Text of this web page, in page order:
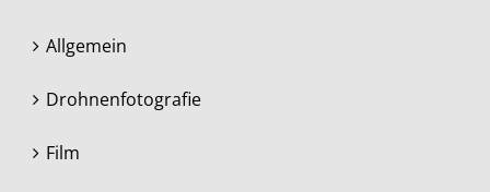
Allgemein
Drohnenfotografie
Film